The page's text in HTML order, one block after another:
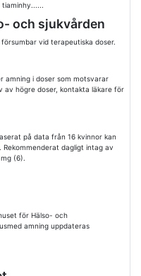
och sjukvården
vid terapeutiska doser.
amning i doser som motsvarar
av högre doser, kontakta läkare för
på data från 16 kvinnor kan
dagligt intag av
(6).
för Hälso- och
amning uppdateras